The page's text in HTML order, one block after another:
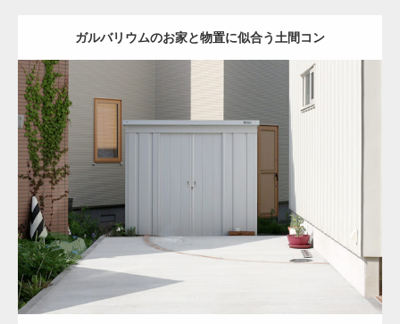
ガルバリウムのお家と物置に似合う土間コン
オープン ナチュラル
リート
ウッドデッキ インターロッキング
詳細